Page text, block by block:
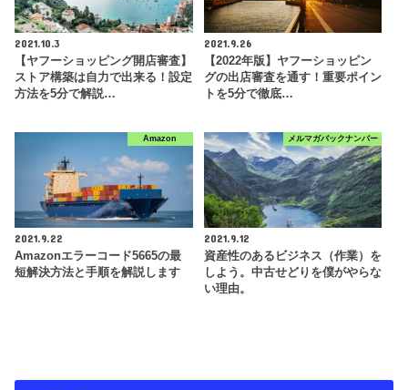
2021.10.3
【ヤフーショッピング開店審査】
ストア構築は自力で出来る！設定
方法を5分で解説…
2021.9.26
【2022年版】ヤフーショッピン
グの出店審査を通す！重要ポイン
トを5分で徹底…
Amazon
2021.9.22
Amazonエラーコード5665の最
短解決方法と手順を解説します
メルマガバックナンバー
2021.9.12
資産性のあるビジネス（作業）を
しよう。中古せどりを僕がやらな
い理由。